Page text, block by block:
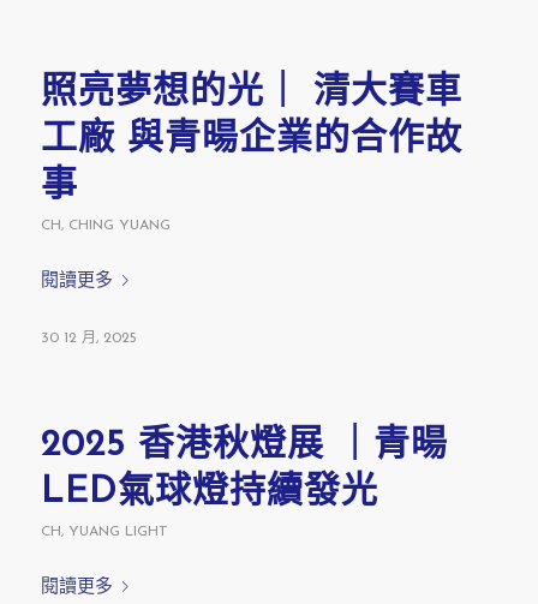
照亮夢想的光｜ 清大賽車
工廠 與青暘企業的合作故
事
CH, CHING YUANG
閱讀更多
30 12 月, 2025
2025 香港秋燈展 ｜青暘
LED氣球燈持續發光
CH, YUANG LIGHT
閱讀更多